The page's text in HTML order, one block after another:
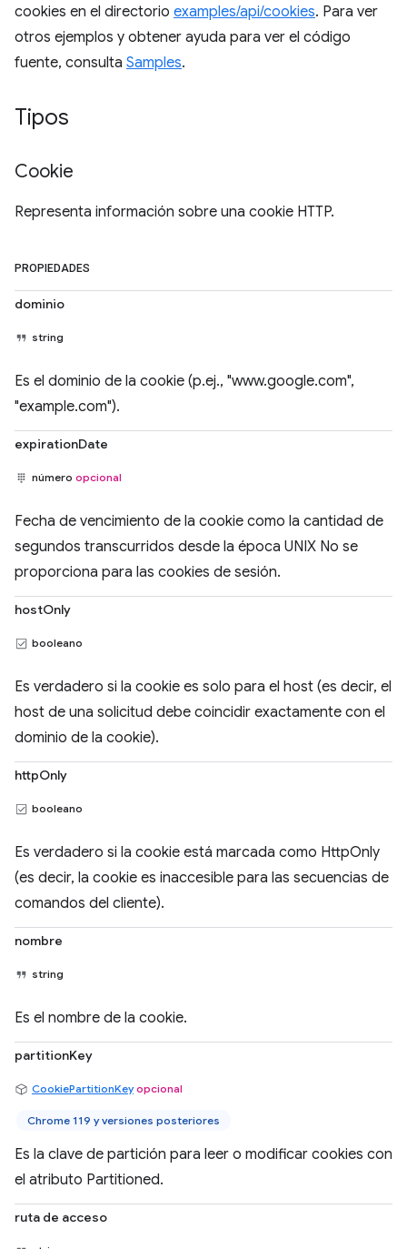
cookies en el directorio examples/api/cookies. Para ver
otros ejemplos y obtener ayuda para ver el código
fuente, consulta Samples.
Tipos
Cookie
Representa información sobre una cookie HTTP.
PROPIEDADES
dominio
string
Es el dominio de la cookie (p.ej., "www.google.com",
"example.com").
expirationDate
número opcional
Fecha de vencimiento de la cookie como la cantidad de
segundos transcurridos desde la época UNIX No se
proporciona para las cookies de sesión.
hostOnly
booleano
Es verdadero si la cookie es solo para el host (es decir, el
host de una solicitud debe coincidir exactamente con el
dominio de la cookie).
httpOnly
booleano
Es verdadero si la cookie está marcada como HttpOnly
(es decir, la cookie es inaccesible para las secuencias de
comandos del cliente).
nombre
string
Es el nombre de la cookie.
partitionKey
CookiePartitionKey opcional
Chrome 119 y versiones posteriores
Es la clave de partición para leer o modificar cookies con
el atributo Partitioned.
ruta de acceso